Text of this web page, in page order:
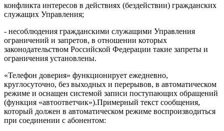
конфликта интересов в действиях (бездействии) гражданских
служащих Управления;
- несоблюдения гражданскими служащими Управления
ограничений и запретов, в отношении которых
законодательством Российской Федерации такие запреты и
ограничения установлены.
«Телефон доверия» функционирует ежедневно,
круглосуточно, без выходных и перерывов, в автоматическом
режиме и оснащен системой записи поступающих обращений
(функция «автоответчик»).Примерный текст сообщения,
который должен в автоматическом режиме воспроизводиться
при соединении с абонентом: